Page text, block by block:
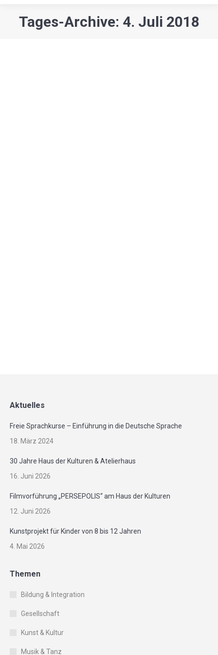
Tages-Archive: 4. Juli 2018
Sie befinden sich hier:
Aktuelles
Freie Sprachkurse – Einführung in die Deutsche Sprache
18. März 2024
30 Jahre Haus der Kulturen & Atelierhaus
16. Juni 2026
Filmvorführung „PERSEPOLIS“ am Haus der Kulturen
12. Juni 2026
Kunstprojekt für Kinder von 8 bis 12 Jahren
4. Mai 2026
Themen
Bildung & Integration
Gesellschaft
Kunst & Kultur
Musik & Tanz